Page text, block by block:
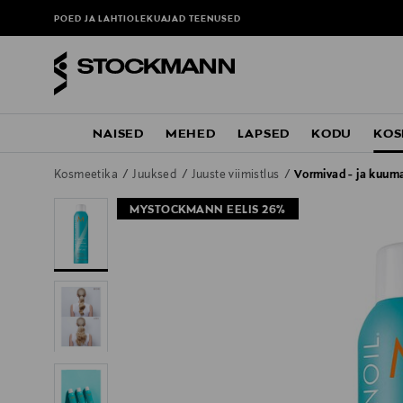
POED JA LAHTIOLEKUAJADTEENUSED
NAISED MEHED LAPSED KODU
Kosmeetika Juuksed Juuste viimistlus Vormivad - ja
MYSTOCKMANN EELIS 26%